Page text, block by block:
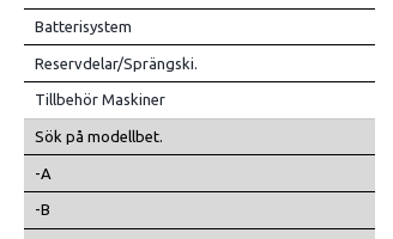
Batterisystem
Reservdelar/Sprängski.
Tillbehör Maskiner
Sök på modellbet.
-A
-B